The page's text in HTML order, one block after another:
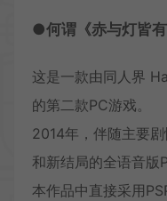
●何谓《赤与灯皆有
这是一款由同人界
的第二款PC游戏。
2014年，伴随主要
和新结局的全语音版
本作品中直接采用